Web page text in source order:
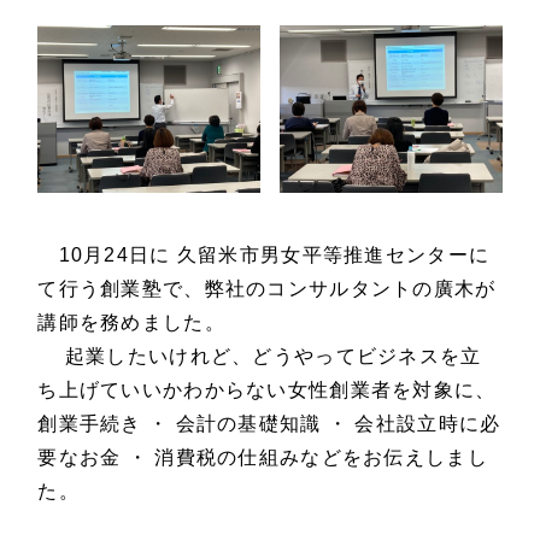
10月24日に 久留米市男女平等推進センターに
て行う創業塾で、弊社のコンサルタントの廣木が
講師を務めました。
起業したいけれど、どうやってビジネスを立
ち上げていいかわからない女性創業者を対象に、
創業手続き ・ 会計の基礎知識 ・ 会社設立時に必
要なお金 ・ 消費税の仕組みなどをお伝えしまし
た。